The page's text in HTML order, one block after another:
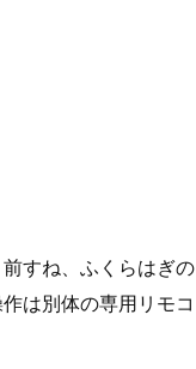
すね、ふくらはぎの
は別体の専用リモコ